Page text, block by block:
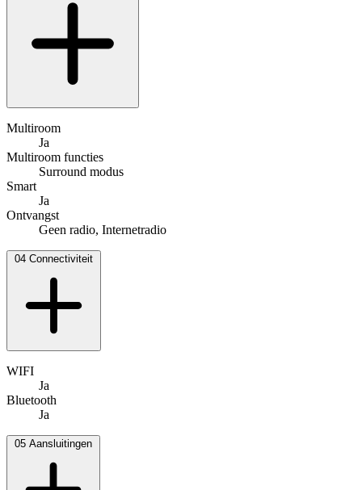
Multiroom
Ja
Multiroom functies
Surround modus
Smart
Ja
Ontvangst
Geen radio, Internetradio
04 Connectiviteit
WIFI
Ja
Bluetooth
Ja
05 Aansluitingen